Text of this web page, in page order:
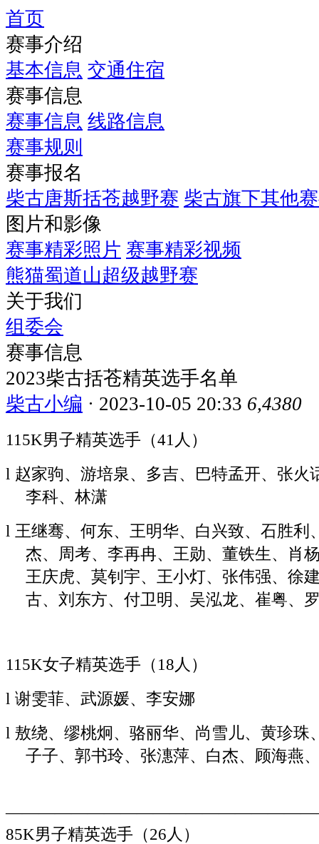
115K
男
子
精
英
选
手
（41
人）
l
赵
家
驹、
游
培
泉、
多
吉、
巴
特
孟
开、
火
话、
邓
敏、
祁
敏、
林
潇
l
王
继
骞、
王
明
首页
赛事介绍
基本信息 交通住宿
赛事信息
赛事信息 线路信息
赛事规则
赛事报名
柴古唐斯括苍越野赛 柴古旗下其他
图片和影像
赛事精彩照片 赛事精彩视频
熊猫蜀道山超级越野赛
关于我们
组委会
赛事信息
2023柴古括苍精英选手名单
柴古小编 · 2023-10-05 20:33 6,4380
115K男子精英选手（41人）
l 赵家驹、游培泉、多吉、巴特孟开、张火
李科、林潇
l 王继骞、何东、王明华、白兴致、石胜利
杰、周考、李再冉、王勋、董铁生、肖
王庆虎、莫钊宇、王小灯、张伟强、徐
古、刘东方、付卫明、吴泓龙、崔粤、
115K女子精英选手（18人）
l 谢雯菲、武源媛、李安娜
l 敖绕、缪桃炯、骆丽华、尚雪儿、黄珍珠
子子、郭书玲、张潓萍、白杰、顾海燕
85K男子精英选手（26人）